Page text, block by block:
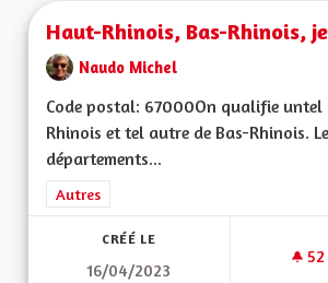
Haut-Rhinois, Bas-Rhinois,
Naudo Michel
Code postal: 67000On qualifie untel
Rhinois et tel autre de Bas-Rhinois.
départements...
Filtrer les résultats de la catégorie :
Autres
CRÉÉ LE
16/04/2023
52